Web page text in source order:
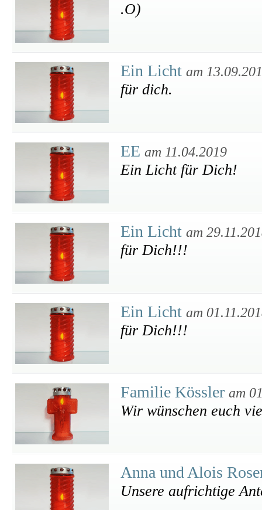
.O)
Ein Licht am
für dich.
EE am 11.04.2019
Ein Licht für Dich!
Ein Licht am
für Dich!!!
Ein Licht am
für Dich!!!
Familie Kössler am
Wir wünschen euch
Anna und Alois
Unsere aufrichtige